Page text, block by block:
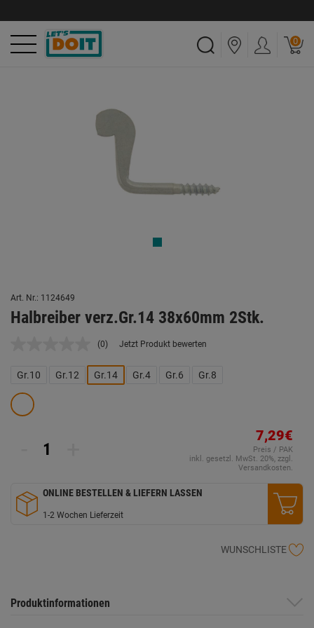
0
Art. Nr.: 1124649
Halbreiber verz.Gr.14 38x60mm 2Stk.
Kein
Link
auf
(0) Jetzt Produkt bewerten
Gr.10 Gr.12 Gr.14 Gr.4 Gr.6 Gr.8
7,29€
Preis / PAK
inkl. gesetzl. MwSt. 20%, zzgl.
Versandkosten.
ONLINE BESTELLEN & LIEFERN LASSEN
1-2 Wochen Lieferzeit
WUNSCHLISTE
Produktinformationen